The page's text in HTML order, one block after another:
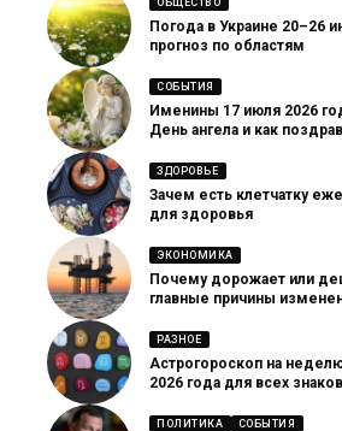
Погода в Украине 20–26
прогноз по областям
СОБЫТИЯ
Именины 17 июля 2026
День ангела и как
ЗДОРОВЬЕ
Зачем есть клетчатку
для здоровья
ЭКОНОМИКА
Почему дорожает или
главные причины
РАЗНОЕ
Астрогороскоп на неделю
2026 года для всех
ПОЛИТИКА СОБЫТИЯ